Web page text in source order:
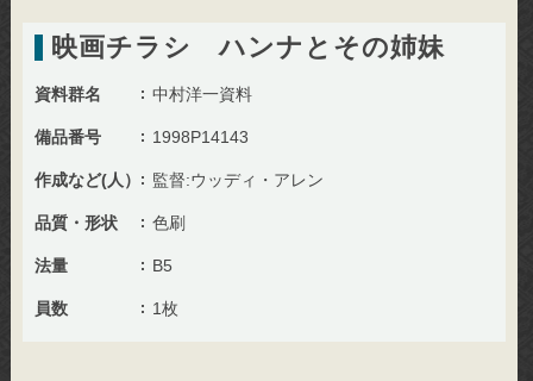
映画チラシ ハンナとその姉妹
資料群名 中村洋一資料
備品番号 1998P14143
作成など(人） 監督:ウッディ・アレン
品質・形状 色刷
法量 B5
員数 1枚